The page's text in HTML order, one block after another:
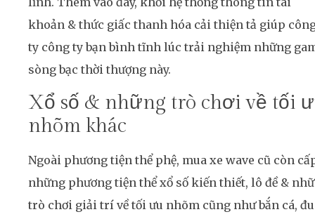
khoản & thức giấc thanh hóa cải thiện tả giúp
ty công ty bạn bình tĩnh lúc trải nghiệm những
sòng bạc thời thượng này.
Xổ số & những trò chơi về tối
nhõm khác
Ngoài phương tiện thể phệ, mua xe wave cũ còn
những phương tiện thể xổ số kiến thiết, lô đề &
trò chơi giải trí về tối ưu nhõm cũng như bắn cá,